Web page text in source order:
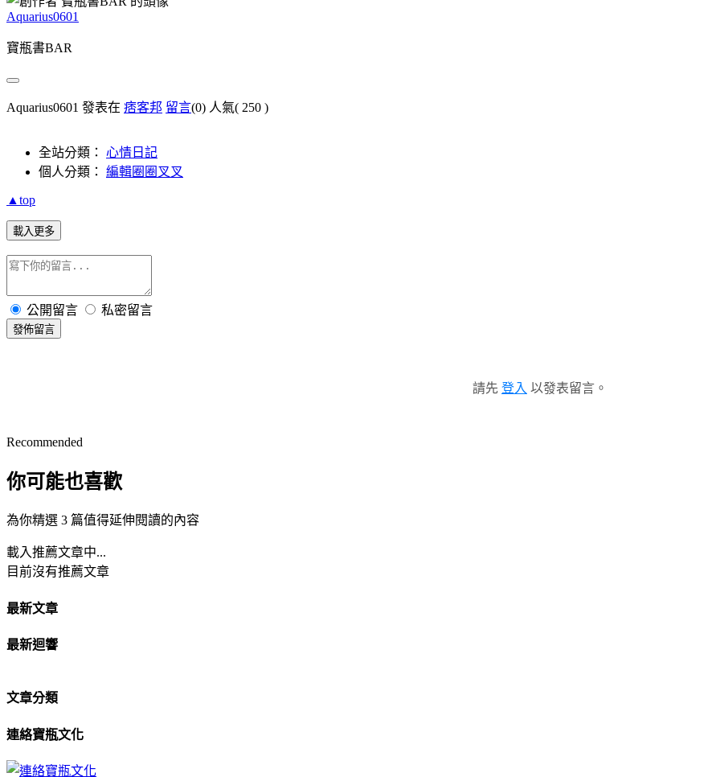
Aquarius0601
寶瓶書BAR
Aquarius0601 發表在 痞客邦 留言(0) 人氣( 250 )
全站分類： 心情日記
個人分類： 編輯圈圈叉叉
▲top
載入更多
公開留言 私密留言
發佈留言
請先 登入 以發表留言。
Recommended
你可能也喜歡
為你精選 3 篇值得延伸閱讀的內容
載入推薦文章中...
目前沒有推薦文章
最新文章
最新迴響
文章分類
連絡寶瓶文化